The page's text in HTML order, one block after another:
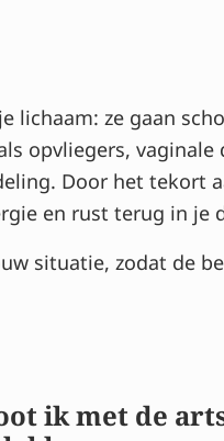
lichaam: ze gaan
opvliegers,
Door het tekort
en rust terug in je
situatie, zodat de
ik met de